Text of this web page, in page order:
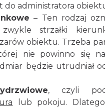
do administratora
– Ten rodzaj
strzałki
obiektu. Trzeba
nie powinno się
będzie utrudniał
, czyli
lub pokoju.